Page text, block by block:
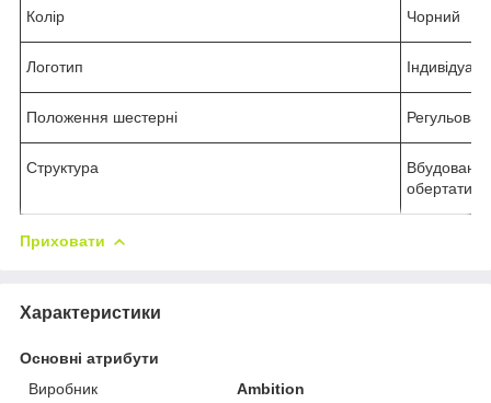
Колір Чорний
Логотип
Положення шестерні
Структура
Вбудована
Приховати
Характеристики
Основні атрибути
Виробник
Ambition